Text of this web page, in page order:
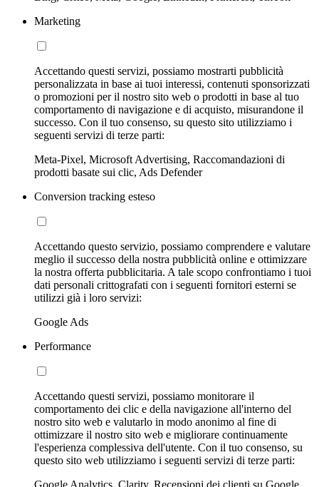
Marketing
Accettando questi servizi, possiamo mostrarti pubblicità
personalizzata in base ai tuoi interessi, contenuti sponsorizzati
o promozioni per il nostro sito web o prodotti in base al tuo
comportamento di navigazione e di acquisto, misurandone il
successo. Con il tuo consenso, su questo sito utilizziamo i
seguenti servizi di terze parti:
Meta-Pixel, Microsoft Advertising, Raccomandazioni di
prodotti basate sui clic, Ads Defender
Conversion tracking esteso
Accettando questo servizio, possiamo comprendere e valutare
meglio il successo della nostra pubblicità online e ottimizzare
la nostra offerta pubblicitaria. A tale scopo confrontiamo i tuoi
dati personali crittografati con i seguenti fornitori esterni se
utilizzi già i loro servizi:
Google Ads
Performance
Accettando questi servizi, possiamo monitorare il
comportamento dei clic e della navigazione all'interno del
nostro sito web e valutarlo in modo anonimo al fine di
ottimizzare il nostro sito web e migliorare continuamente
l'esperienza complessiva dell'utente. Con il tuo consenso, su
questo sito web utilizziamo i seguenti servizi di terze parti: